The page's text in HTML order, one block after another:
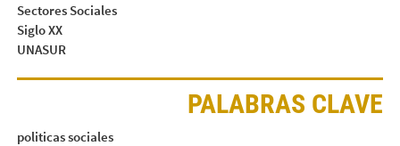
Sectores Sociales
Siglo XX
UNASUR
PALABRAS CLAVE
politicas sociales